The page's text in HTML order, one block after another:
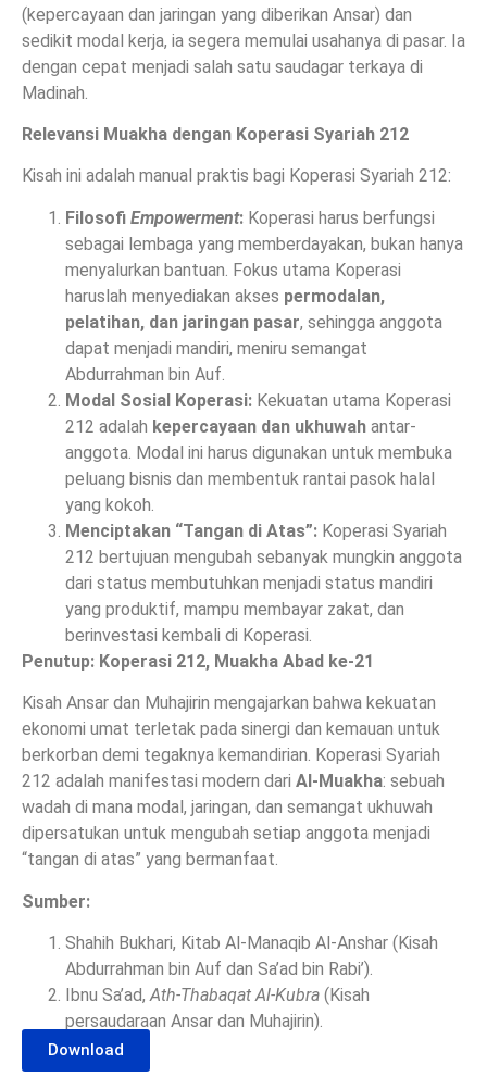
(kepercayaan dan jaringan yang diberikan Ansar) dan
sedikit modal kerja, ia segera memulai usahanya di pasar. Ia
dengan cepat menjadi salah satu saudagar terkaya di
Madinah.
Relevansi Muakha dengan Koperasi Syariah 212
Kisah ini adalah manual praktis bagi Koperasi Syariah 212:
Filosofi Empowerment: Koperasi harus berfungsi
sebagai lembaga yang memberdayakan, bukan hanya
menyalurkan bantuan. Fokus utama Koperasi
haruslah menyediakan akses permodalan,
pelatihan, dan jaringan pasar, sehingga anggota
dapat menjadi mandiri, meniru semangat
Abdurrahman bin Auf.
Modal Sosial Koperasi: Kekuatan utama Koperasi
212 adalah kepercayaan dan ukhuwah antar-
anggota. Modal ini harus digunakan untuk membuka
peluang bisnis dan membentuk rantai pasok halal
yang kokoh.
Menciptakan “Tangan di Atas”: Koperasi Syariah
212 bertujuan mengubah sebanyak mungkin anggota
dari status membutuhkan menjadi status mandiri
yang produktif, mampu membayar zakat, dan
berinvestasi kembali di Koperasi.
Penutup: Koperasi 212, Muakha Abad ke-21
Kisah Ansar dan Muhajirin mengajarkan bahwa kekuatan
ekonomi umat terletak pada sinergi dan kemauan untuk
berkorban demi tegaknya kemandirian. Koperasi Syariah
212 adalah manifestasi modern dari Al-Muakha: sebuah
wadah di mana modal, jaringan, dan semangat ukhuwah
dipersatukan untuk mengubah setiap anggota menjadi
“tangan di atas” yang bermanfaat.
Sumber:
Shahih Bukhari, Kitab Al-Manaqib Al-Anshar (Kisah
Abdurrahman bin Auf dan Sa’ad bin Rabi’).
Ibnu Sa’ad,Ath-Thabaqat Al-Kubra (Kisah
persaudaraan Ansar dan Muhajirin).
Download